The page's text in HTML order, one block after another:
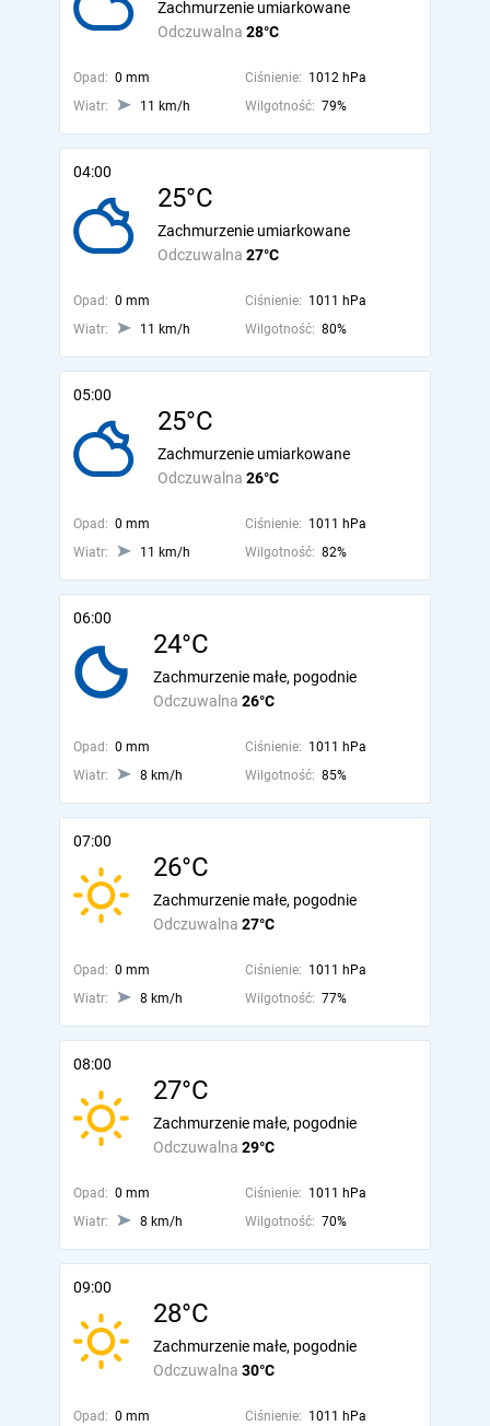
Odczuwalna 28°C
Zachmurzenie umiarkowane
Opad: 0 mm Ciśnienie: 1012 hPa
Wiatr:
11 km/h Wilgotność: 79%
04:00
25°C
Odczuwalna 27°C
Zachmurzenie umiarkowane
Opad: 0 mm Ciśnienie: 1011 hPa
Wiatr:
11 km/h Wilgotność: 80%
05:00
25°C
Odczuwalna 26°C
Zachmurzenie umiarkowane
Opad: 0 mm Ciśnienie: 1011 hPa
Wiatr:
11 km/h Wilgotność: 82%
06:00
24°C
Odczuwalna 26°C
Zachmurzenie małe, pogodnie
Opad: 0 mm Ciśnienie: 1011 hPa
Wiatr:
8 km/h Wilgotność: 85%
07:00
26°C
Odczuwalna 27°C
Zachmurzenie małe, pogodnie
Opad: 0 mm Ciśnienie: 1011 hPa
Wiatr:
8 km/h Wilgotność: 77%
08:00
27°C
Odczuwalna 29°C
Zachmurzenie małe, pogodnie
Opad: 0 mm Ciśnienie: 1011 hPa
Wiatr:
8 km/h Wilgotność: 70%
09:00
28°C
Odczuwalna 30°C
Zachmurzenie małe, pogodnie
Opad: 0 mm Ciśnienie: 1011 hPa